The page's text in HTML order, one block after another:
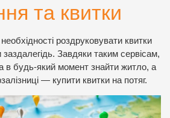
та квитки
роздруковувати квитки
Завдяки таким сервісам,
в будь-який момент знайти житло, а
— купити квитки на потяг.